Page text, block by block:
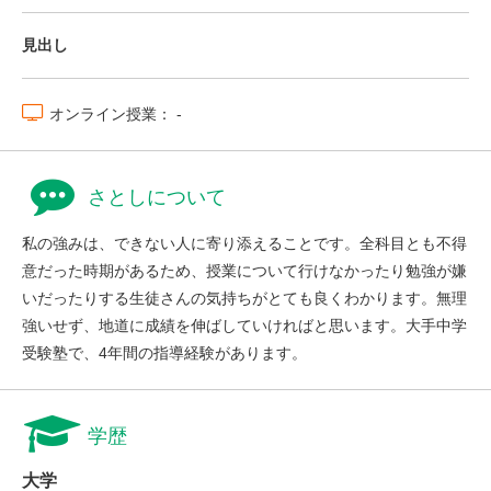
見出し
オンライン授業： -
さとしについて
私の強みは、できない人に寄り添えることです。全科目とも不得
意だった時期があるため、授業について行けなかったり勉強が嫌
いだったりする生徒さんの気持ちがとても良くわかります。無理
強いせず、地道に成績を伸ばしていければと思います。大手中学
受験塾で、4年間の指導経験があります。
学歴
大学